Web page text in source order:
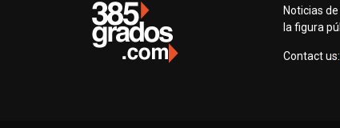
Noticias
la figura
Contact us: